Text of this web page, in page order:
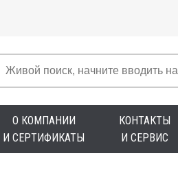
О КОМПАНИИ
И СЕРТИФИКАТЫ
КОНТАКТЫ
И СЕРВИС